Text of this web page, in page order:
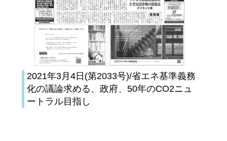
2021年3月4日(第2033号)/省エネ基準義務
化の議論求める、政府、50年のCO2ニュ
ートラル目指し